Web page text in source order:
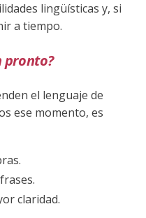
lingüísticas y, si
a tiempo.
pronto?
el lenguaje de
ese momento, es
claridad.